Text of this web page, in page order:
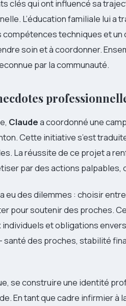
clés qui ont influencé sa
L’éducation familiale lui a
techniques et un
soin et à coordonner.
par la communauté.
Claudea coordonné une
Cette initiative s’est
La réussite de ce projet a
par des actions palpables,
eu des dilemmes : choisir
pour soutenir des proches.
et obligations
des proches, stabilité
se construire une identité
En tant que cadre infirmier à